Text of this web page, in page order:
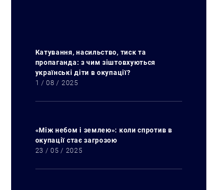
Катування, насильство, тиск та
пропаганда: з чим зіштовхуються
українські діти в окупації?
1 / 08 / 2025
«Між небом і землею»: коли спротив в
окупації стає загрозою
23 / 05 / 2025